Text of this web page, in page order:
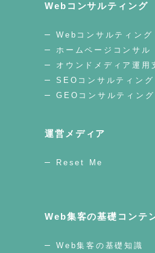
Webコンサルティング
Webコンサルティング
ホームページコンサル
オウンドメディア運用
SEOコンサルティング
GEOコンサルティン
運営メディア
Reset Me
Web集客の基礎コンテ
Web集客の基礎知識